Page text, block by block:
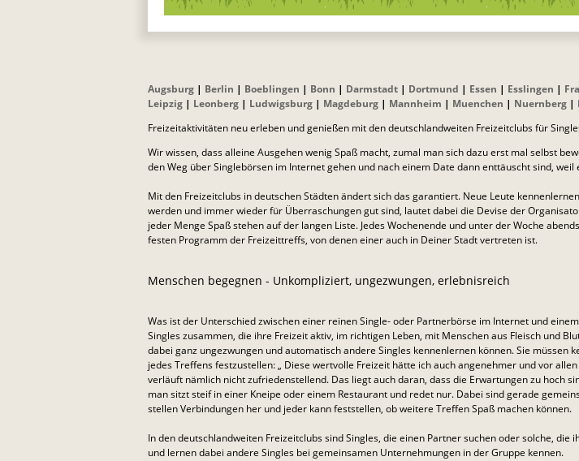
Augsburg | Berlin | Boeblingen | Bonn | Darmstadt | Dortmund | Essen | Esslingen |
Leipzig | Leonberg | Ludwigsburg | Magdeburg | Mannheim | Muenchen | Nuernberg |
Freizeitaktivitäten neu erleben und genießen mit den deutschlandweiten Freizeitclubs für
Wir wissen, dass alleine Ausgehen wenig Spaß macht, zumal man sich dazu erst mal selbst
den Weg über Singlebörsen im Internet gehen und nach einem Date dann enttäuscht sind, weil
Mit den Freizeitclubs in deutschen Städten ändert sich das garantiert. Neue Leute
werden und immer wieder für Überraschungen gut sind, lautet dabei die Devise der
jeder Menge Spaß stehen auf der langen Liste. Jedes Wochenende und unter der Woche
festen Programm der Freizeittreffs, von denen einer auch in Deiner Stadt vertreten ist.
Menschen begegnen - Unkompliziert, ungezwungen, erlebnisreich
Was ist der Unterschied zwischen einer reinen Single- oder Partnerbörse im Internet und
Singles zusammen, die ihre Freizeit aktiv, im richtigen Leben, mit Menschen aus Fleisch und
dabei ganz ungezwungen und automatisch andere Singles kennenlernen können. Sie
jedes Treffens festzustellen: „ Diese wertvolle Freizeit hätte ich auch angenehmer und vor
verläuft nämlich nicht zufriedenstellend. Das liegt auch daran, dass die Erwartungen zu hoch
man sitzt steif in einer Kneipe oder einem Restaurant und redet nur. Dabei sind gerade
stellen Verbindungen her und jeder kann feststellen, ob weitere Treffen Spaß machen können.
In den deutschlandweiten Freizeitclubs sind Singles, die einen Partner suchen oder solche,
und lernen dabei andere Singles bei gemeinsamen Unternehmungen in der Gruppe kennen.